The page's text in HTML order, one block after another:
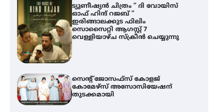
ട്യുണീഷ്യൻ ചിത്രം ” ദി വോയിസ്
ഓഫ് ഹിന്ദ് റജബ് ”
ഇരിങ്ങാലക്കുട ഫിലിം
സൊസൈറ്റി ആഗസ്റ്റ് 7
വെള്ളിയാഴ്ച സ്‌ക്രീൻ ചെയ്യുന്നു
സെന്റ് ജോസഫ്സ് കോളജ്
കോമേഴ്‌സ് അസോസിയേഷന്
തുടക്കമായി